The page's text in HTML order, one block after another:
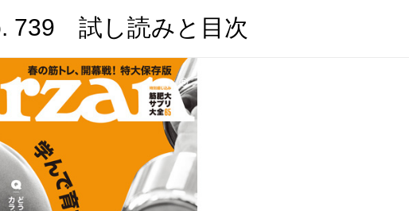
739 試し読みと目次